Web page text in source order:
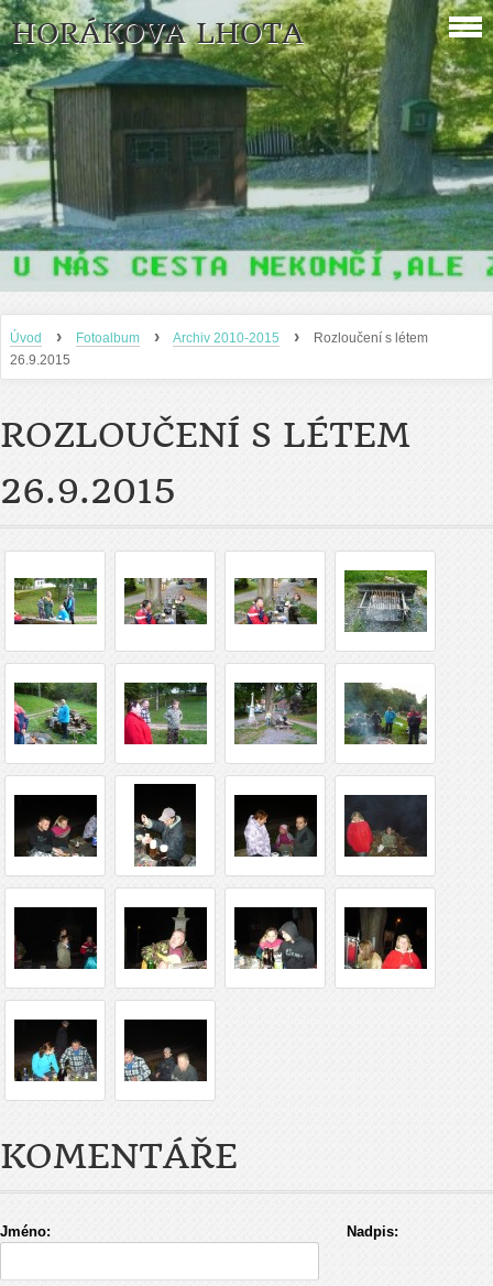
HORÁKOVA LHOTA
Úvod › Fotoalbum › Archiv 2010-2015 ›
Rozloučení s létem
26.9.2015
ROZLOUČENÍ S LÉTEM
26.9.2015
KOMENTÁŘE
Jméno: Nadpis: